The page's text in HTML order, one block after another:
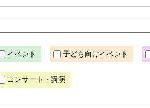
イベント 子ども向けイベント
コンサート・講演